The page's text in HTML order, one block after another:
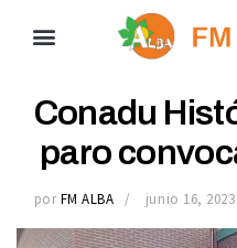
Conadu
paro
por FM ALBA junio 16, 2023